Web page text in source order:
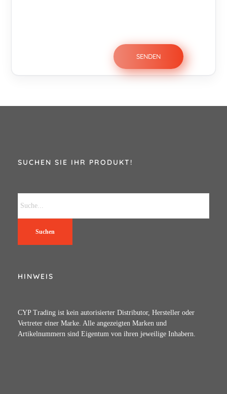
SUCHEN SIE IHR PRODUKT!
Suchen
HINWEIS
CYP Trading ist kein autorisierter Distributor, Hersteller oder
Vertreter einer Marke. Alle angezeigten Marken und
Artikelnummern sind Eigentum von ihren jeweilige Inhabern.